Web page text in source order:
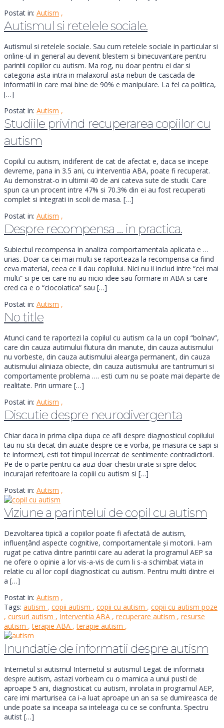
Postat in: Autism ,
Autismul si retelele sociale.
Autismul si retelele sociale. Sau cum retelele sociale in particular si
online-ul in general au devenit blestem si binecuvantare pentru
parintii copiilor cu autism. Ma rog, nu doar pentru ei dar si
categoria asta intra in malaxorul asta nebun de cascada de
informatii in care mai bine de 90% e manipulare. La fel ca politica,
[…]
Postat in: Autism ,
Studiile privind recuperarea copiilor cu
autism
Copilul cu autism, indiferent de cat de afectat e, daca se incepe
devreme, pana in 3.5 ani, cu interventia ABA, poate fi recuperat.
Au demonstrat-o in ultimii 40 de ani cateva sute de studii. Care
spun ca un procent intre 47% si 70.3% din ei au fost recuperati
complet si integrati in scoli de masa. […]
Postat in: Autism ,
Despre recompensa … in practica.
Subiectul recompensa in analiza comportamentala aplicata e …
urias. Doar ca cei mai multi se raporteaza la recompensa ca fiind
ceva material, ceea ce ii dau copilului. Nici nu ii includ intre “cei mai
multi” si pe cei care nu au nicio idee sau formare in ABA si care
cred ca e o “ciocolatica” sau […]
Postat in: Autism ,
No title
Atunci cand te raportezi la copilul cu autism ca la un copil “bolnav”,
care din cauza autimului flutura din manute, din cauza autismului
nu vorbeste, din cauza autismului alearga permanent, din cauza
autismului aliniaza obiecte, din cauza autismului are tantrumuri si
comportamente problema …. esti cum nu se poate mai departe de
realitate. Prin urmare […]
Postat in: Autism ,
Discutie despre neurodivergenta
Chiar daca in prima clipa dupa ce afli despre diagnosticul copilului
tau nu stii decat din auzite despre ce e vorba, pe masura ce sapi si
te informezi, esti tot timpul incercat de sentimente contradictorii.
Pe de o parte pentru ca auzi doar chestii urate si spre deloc
incurajari referitoare la copiii cu autism si […]
Postat in: Autism ,
Viziune a parintelui de copil cu autism
Dezvoltarea tipică a copiilor poate fi afectată de autism,
influențând aspecte cognitive, comportamentale și motorii. I-am
rugat pe cativa dintre parintii care au aderat la programul AEP sa
ne ofere o opinie a lor vis-a-vis de cum li s-a schimbat viata in
relatie cu al lor copil diagnosticat cu autism. Pentru multi dintre ei
a […]
Postat in: Autism ,
Tags: autism , copii autism , copii cu autism , copii cu autism poze
, cursuri autism , Interventia ABA , recuperare autism , resurse
autism , terapie ABA , terapie autism ,
Inundatie de informatii despre autism
Internetul si autismul Internetul si autismul Legat de informatii
despre autism, astazi vorbeam cu o mamica a unui pusti de
aproape 5 ani, diagnosticat cu autism, inrolata in programul AEP,
care imi marturisea ca i-a luat aproape un an sa se dumireasca de
unde poate sa inceapa sa inteleaga cu ce se confrunta. Spectru
autist […]